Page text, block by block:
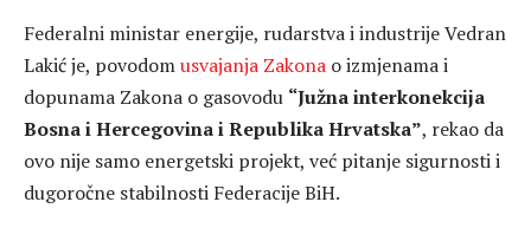
Federalni ministar energije, rudarstva i industrije Vedran
Lakić je, povodomusvajanja Zakona o izmjenama i
dopunama Zakona o gasovodu “Južna interkonekcija
Bosna i Hercegovina i Republika Hrvatska”, rekao da
ovo nije samo energetski projekt, već pitanje sigurnosti i
dugoročne stabilnosti Federacije BiH.